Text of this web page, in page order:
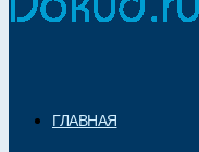
ГЛАВНАЯ